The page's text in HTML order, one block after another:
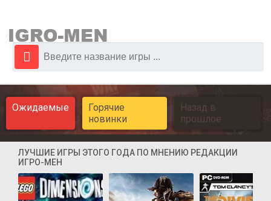
Ожидаемые
Горячие
новинки
Назад в
прошлое
ЛУЧШИЕ ИГРЫ ЭТОГО ГОДА ПО МНЕНИЮ РЕДАКЦИИ
ИГРО-МЕН